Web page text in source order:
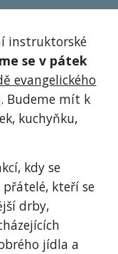
instruktorské
se v pátek
evangelického
. Budeme mít k
kuchyňku,
kdy se
kteří se
drby,
jídla a